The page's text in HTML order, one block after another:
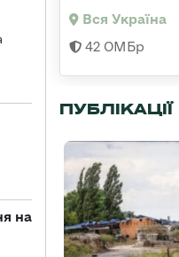
на
Вся Україна
42 ОМБр
ПУБЛІКАЦІЇ